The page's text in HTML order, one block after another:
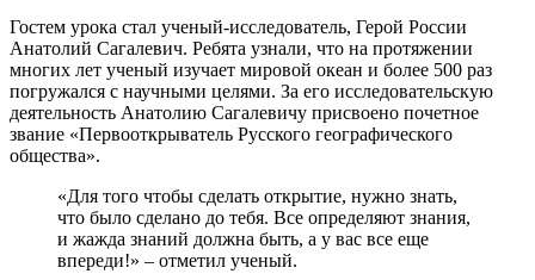
Гостем урока стал ученый-исследователь, Герой России
Анатолий Сагалевич. Ребята узнали, что на протяжении
многих лет ученый изучает мировой океан и более 500 раз
погружался с научными целями. За его исследовательскую
деятельность Анатолию Сагалевичу присвоено почетное
звание «Первооткрыватель Русского географического
общества».
«Для того чтобы сделать открытие, нужно знать,
что было сделано до тебя. Все определяют знания,
и жажда знаний должна быть, а у вас все еще
впереди!» – отметил ученый.